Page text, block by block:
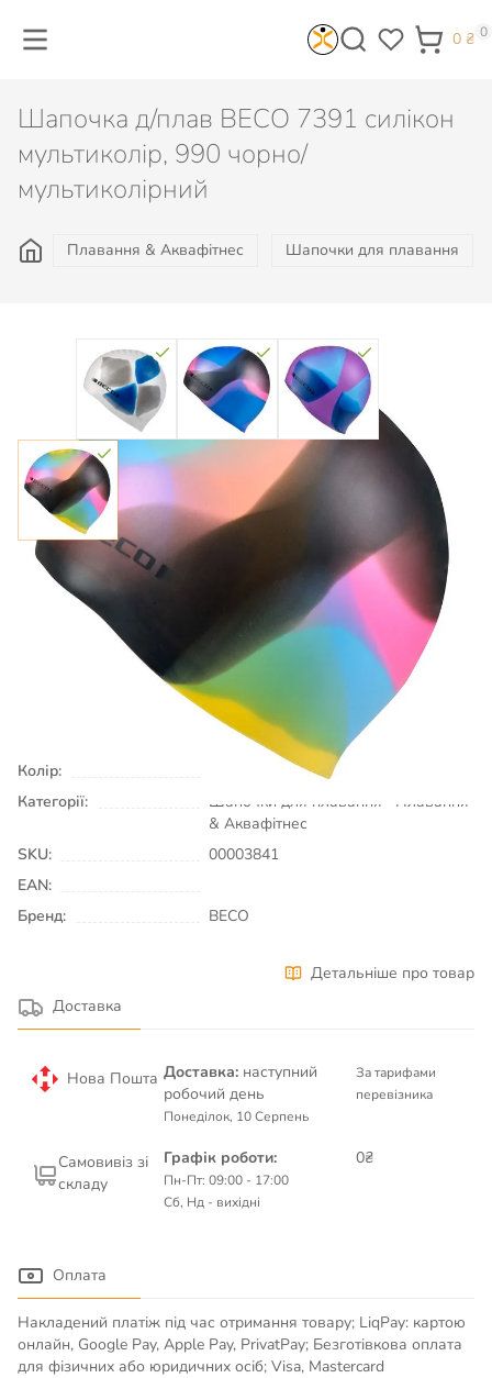
0 ₴ 0
Шапочка д/плав BECO 7391 силікон
мультиколір, 990 чорно/
мультиколірний
Плавання & Аквафітнес Шапочки для плавання
340₴
Є в наявності
КУПИТИ
Колір:
чорно/мультиколірний
Категорії:
Шапочки для плавання
Плавання
& Аквафітнес
SKU:
00003841
EAN:
Бренд:
BECO
Детальніше про товар
Доставка
Нова Пошта Доставка: наступний
робочий день
Понеділок, 10 Серпень
За тарифами
перевізника
Самовивіз зі
складу
Графік роботи:
Пн-Пт: 09:00 - 17:00
Сб, Нд - вихідні
0₴
Оплата
Накладений платіж під час отримання товару; LiqPay: картою
онлайн, Google Pay, Apple Pay, PrivatPay; Безготівкова оплата
для фізичних або юридичних осіб; Visa, Mastercard